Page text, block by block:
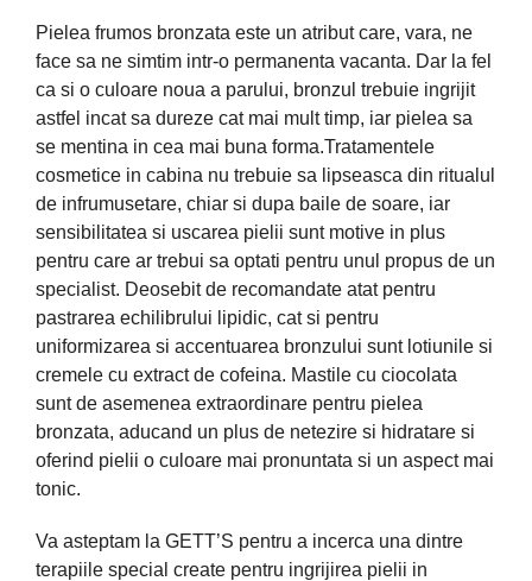
Pielea frumos bronzata este un atribut care, vara, ne
face sa ne simtim intr-o permanenta vacanta. Dar la fel
ca si o culoare noua a parului, bronzul trebuie ingrijit
astfel incat sa dureze cat mai mult timp, iar pielea sa
se mentina in cea mai buna forma.Tratamentele
cosmetice in cabina nu trebuie sa lipseasca din ritualul
de infrumusetare, chiar si dupa baile de soare, iar
sensibilitatea si uscarea pielii sunt motive in plus
pentru care ar trebui sa optati pentru unul propus de un
specialist. Deosebit de recomandate atat pentru
pastrarea echilibrului lipidic, cat si pentru
uniformizarea si accentuarea bronzului sunt lotiunile si
cremele cu extract de cofeina. Mastile cu ciocolata
sunt de asemenea extraordinare pentru pielea
bronzata, aducand un plus de netezire si hidratare si
oferind pielii o culoare mai pronuntata si un aspect mai
tonic.
Va asteptam la GETT’S pentru a incerca una dintre
terapiile special create pentru ingrijirea pielii in